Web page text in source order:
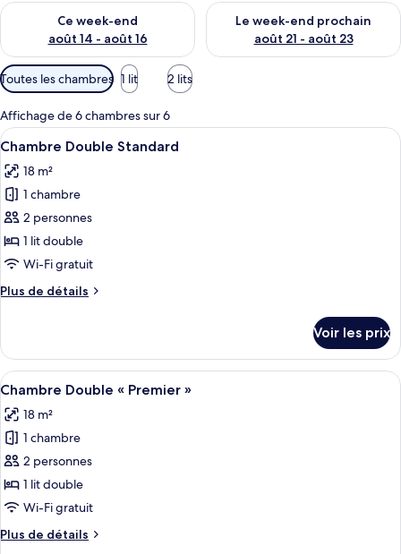
Ce week-end
août 14 - août 16
Vérifier la disponibilité pour ce week-end août 14 - août 16
Le week-end prochain
août 21 - août 23
Vérifier la disponibilité pour
Filtres
disponibles
pour
les
chambres
Toutes les chambres 1 lit 2 lits
Affichage de 6 chambres sur 6
Afficher
toutes
les
photos
pour
ce
type
chambre :
Standard
Une chambre d’hôtel moderne
4
Chambre Double Standard
18 m²
1 chambre
2 personnes
1 lit double
Wi-Fi gratuit
Plus de détails
Plus
le
type
de
Chambre
Double
Standard
Voir les prix
Afficher
toutes
les
photos
pour
ce
type
chambre :
Une chambre d’hôtel moderne,
4
Chambre Double « Premier »
18 m²
1 chambre
2 personnes
1 lit double
Wi-Fi gratuit
Plus de détails
Plus